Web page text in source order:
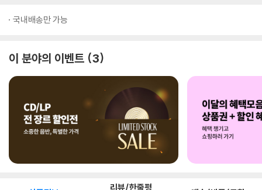
국내배송만 가능
이 분야의 이벤트 3
리뷰/한줄평